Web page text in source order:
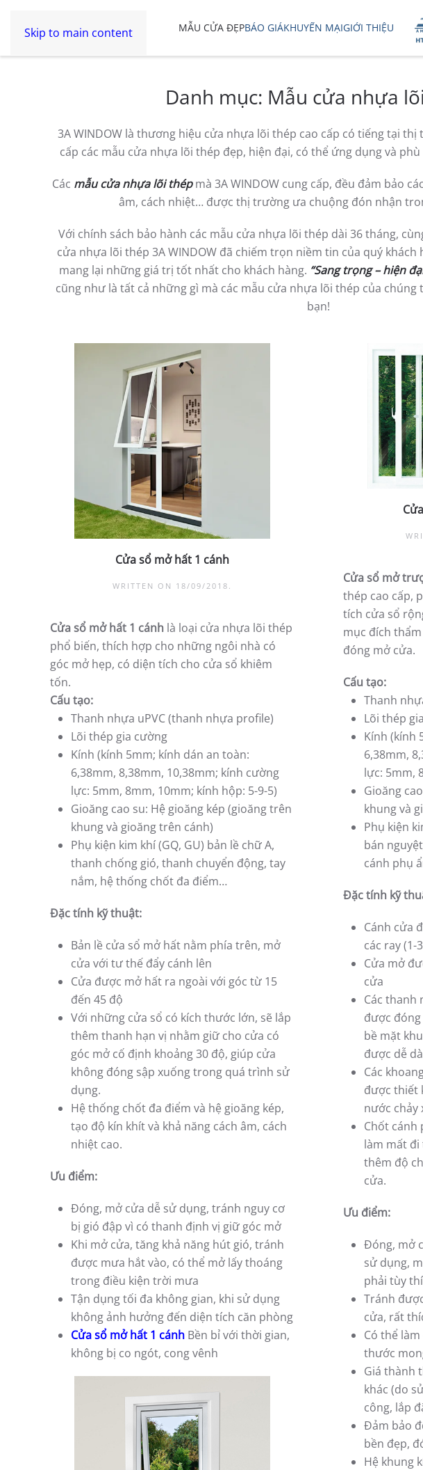
Skip to main content MẪU CỬA ĐẸPBÁO GIÁKHUYẾN MẠIGIỚI THIỆU
Danh mục: Mẫu cửa nhựa
3A WINDOW là thương hiệu cửa nhựa lõi thép cao cấp có tiếng tại
cấp các mẫu cửa nhựa lõi thép đẹp, hiện đại, có thể ứng dụng và
Các mẫu cửa nhựa lõi thépmà 3A WINDOW cung cấp, đều đảm bảo
âm, cách nhiệt… được thị trường ưa chuộng đón nhận
Với chính sách bảo hành các mẫu cửa nhựa lõi thép dài 36 tháng,
cửa nhựa lõi thép 3A WINDOW đã chiếm trọn niềm tin của quý
mang lại những giá trị tốt nhất cho khách hàng. “Sang trọng – hiện
cũng như là tất cả những gì mà các mẫu cửa nhựa lõi thép của chúng
bạn!
Cửa sổ mở hất 1 cánh
WRITTEN ON 18/09/2018 .
Cửa sổ mở hất 1 cánh là loại cửa nhựa lõi thép
phổ biến, thích hợp cho những ngôi nhà có
góc mở hẹp, có diện tích cho cửa sổ khiêm
tốn.
Cấu tạo:
Thanh nhựa uPVC (thanh nhựa profile)
Lõi thép gia cường
Kính (kính 5mm; kính dán an toàn:
6,38mm, 8,38mm, 10,38mm; kính cường
lực: 5mm, 8mm, 10mm; kính hộp: 5-9-5)
Gioăng cao su: Hệ gioăng kép (gioăng trên
khung và gioăng trên cánh)
Phụ kiện kim khí (GQ, GU) bản lề chữ A,
thanh chống gió, thanh chuyển động, tay
nắm, hệ thống chốt đa điểm…
Đặc tính kỹ thuật:
Bản lề cửa sổ mở hất nằm phía trên, mở
cửa với tư thế đẩy cánh lên
Cửa được mở hất ra ngoài với góc từ 15
đến 45 độ
Với những cửa sổ có kích thước lớn, sẽ lắp
thêm thanh hạn vị nhằm giữ cho cửa có
góc mở cố định khoảng 30 độ, giúp cửa
không đóng sập xuống trong quá trình sử
dụng.
Hệ thống chốt đa điểm và hệ gioăng kép,
tạo độ kín khít và khả năng cách âm, cách
nhiệt cao.
Ưu điểm:
Đóng, mở cửa dễ sử dụng, tránh nguy cơ
bị gió đập vì có thanh định vị giữ góc mở
Khi mở cửa, tăng khả năng hút gió, tránh
được mưa hắt vào, có thể mở lấy thoáng
trong điều kiện trời mưa
Tận dụng tối đa không gian, khi sử dụng
không ảnh hưởng đến diện tích căn phòng
Cửa sổ mở hất 1 cánh Bền bỉ với thời gian,
không bị co ngót, cong vênh
Cửa sổ mở
thép cao cấp,
tích cửa sổ
mục đích
đóng mở cửa.
Cấu tạo:
Thanh
Lõi thép
Kính (kính
6,38mm,
lực: 5mm,
Gioăng
khung và
Phụ kiện
bán
cánh phụ
Đặc tính kỹ
Cánh cửa
các ray (1-
Cửa mở
cửa
Các thanh
được
bề mặt
được dễ
Các
được thiết
nước chảy
Chốt cánh
làm mất
thêm độ
cửa.
Ưu điểm:
Đóng, mở
sử dụng,
phải tùy
Tránh
cửa, rất
Có thể
thước
Giá thành
khác (do
công, lắp
Đảm bảo
bền đẹp,
Hệ khung